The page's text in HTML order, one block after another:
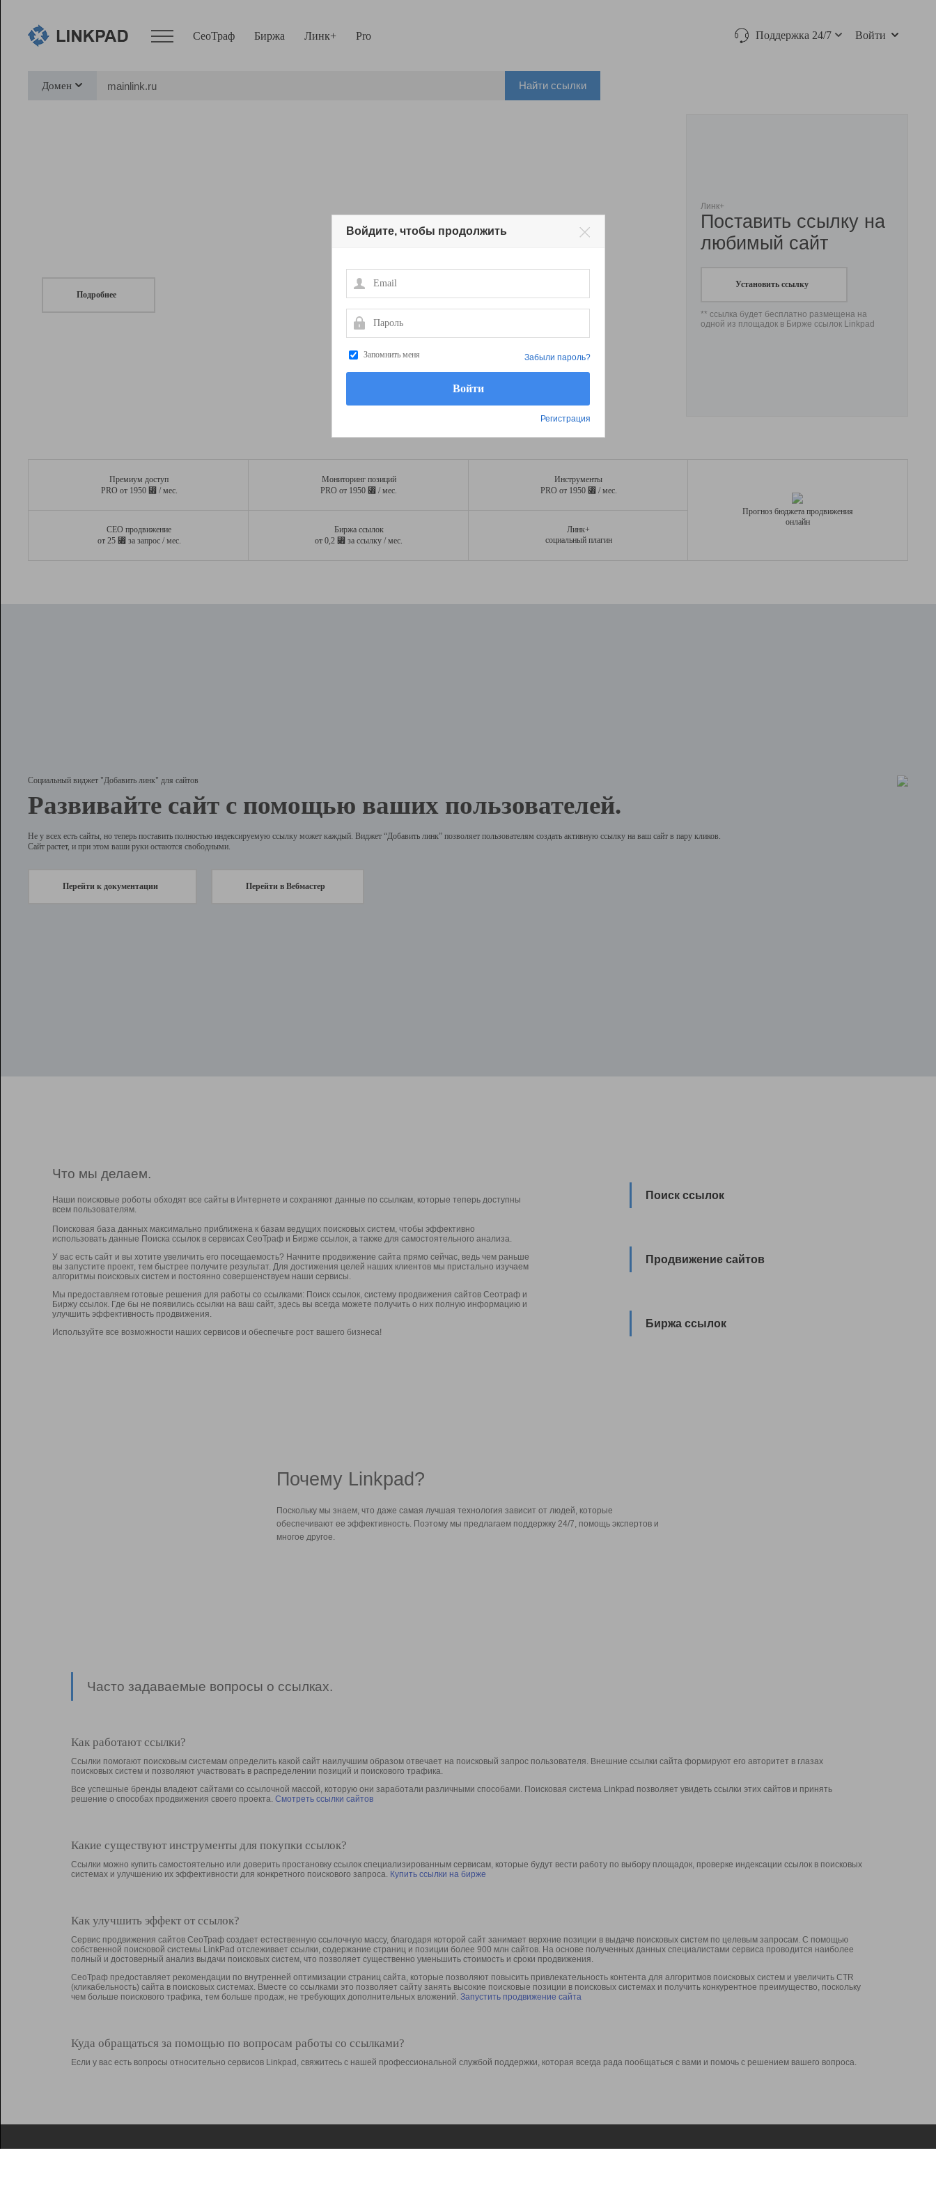
СеоТраф Биржа Линк+ Pro Поддержка 24/7 Войти
Домен Найти ссылки
Подробнее
Линк+
Поставить ссылку на
любимый сайт
Установить ссылку
** ссылка будет бесплатно размещена на
одной из площадок в Бирже ссылок Linkpad
Премиум доступ
PRO от 1950 ⃏ / мес.
Мониторинг позиций
PRO от 1950 ⃏ / мес.
Инструменты
PRO от 1950 ⃏ / мес.
СЕО продвижение
от 25 ⃏ за запрос / мес.
Биржа ссылок
от 0,2 ⃏ за ссылку / мес.
Линк+
социальный плагин
Прогноз бюджета продвижения
онлайн
Социальный виджет "Добавить линк" для сайтов
Развивайте сайт с помощью ваших пользователей.
Не у всех есть сайты, но теперь поставить полностью индексируемую ссылку может каждый. Виджет “Добавить линк” позволяет пользователям создать активную ссылку на ваш сайт в пару кликов.
Сайт растет, и при этом ваши руки остаются свободными.
Перейти к документации Перейти в Вебмастер
Что мы делаем.
Наши поисковые роботы обходят все сайты в Интернете и сохраняют данные по ссылкам, которые теперь доступны
всем пользователям.
Поисковая база данных максимально приближена к базам ведущих поисковых систем, чтобы эффективно
использовать данные Поиска ссылок в сервисах СеоТраф и Бирже ссылок, а также для самостоятельного анализа.
У вас есть сайт и вы хотите увеличить его посещаемость? Начните продвижение сайта прямо сейчас, ведь чем раньше
вы запустите проект, тем быстрее получите результат. Для достижения целей наших клиентов мы пристально изучаем
алгоритмы поисковых систем и постоянно совершенствуем наши сервисы.
Мы предоставляем готовые решения для работы со ссылками: Поиск ссылок, систему продвижения сайтов Сеотраф и
Биржу ссылок. Где бы не появились ссылки на ваш сайт, здесь вы всегда можете получить о них полную информацию и
улучшить эффективность продвижения.
Используйте все возможности наших сервисов и обеспечьте рост вашего бизнеса!
Поиск ссылок
Продвижение сайтов
Биржа ссылок
Почему Linkpad?
Поскольку мы знаем, что даже самая лучшая технология зависит от людей, которые
обеспечивают ее эффективность. Поэтому мы предлагаем поддержку 24/7, помощь экспертов и
многое другое.
Часто задаваемые вопросы о ссылках.
Как работают ссылки?
Ссылки помогают поисковым системам определить какой сайт наилучшим образом отвечает на поисковый запрос пользователя. Внешние ссылки сайта формируют его авторитет в глазах
поисковых систем и позволяют участвовать в раcпределении позиций и поискового трафика.
Все успешные бренды владеют сайтами со ссылочной массой, которую они заработали различными способами. Поисковая система Linkpad позволяет увидеть ссылки этих сайтов и принять
решение о способах продвижения своего проекта. Смотреть ссылки сайтов
Какие существуют инструменты для покупки ссылок?
Ссылки можно купить самостоятельно или доверить простановку ссылок специализированным сервисам, которые будут вести работу по выбору площадок, проверке индексации ссылок в поисковых
системах и улучшению их эффективности для конкретного поискового запроса. Купить ссылки на бирже
Как улучшить эффект от ссылок?
Сервис продвижения сайтов СеоТраф создает естественную ссылочную массу, благодаря которой сайт занимает верхние позиции в выдаче поисковых систем по целевым запросам. С помощью
собственной поисковой системы LinkPad отслеживает ссылки, содержание страниц и позиции более 900 млн сайтов. На основе полученных данных специалистами сервиса проводится наиболее
полный и достоверный анализ выдачи поисковых систем, что позволяет существенно уменьшить стоимость и сроки продвижения.
СеоТраф предоставляет рекомендации по внутренней оптимизации страниц сайта, которые позволяют повысить привлекательность контента для алгоритмов поисковых систем и увеличить CTR
(кликабельность) сайта в поисковых системах. Вместе со ссылками это позволяет сайту занять высокие поисковые позиции в поисковых системах и получить конкурентное преимущество, поскольку
чем больше поискового трафика, тем больше продаж, не требующих дополнительных вложений. Запустить продвижение сайта
Куда обращаться за помощью по вопросам работы со ссылками?
Если у вас есть вопросы относительно сервисов Linkpad, свяжитесь с нашей профессиональной службой поддержки, которая всегда рада пообщаться с вами и помочь с решением вашего вопроса.
Войдите, чтобы продолжить
Email
Пароль
Запомнить меня
Регистрация
Забыли пароль?